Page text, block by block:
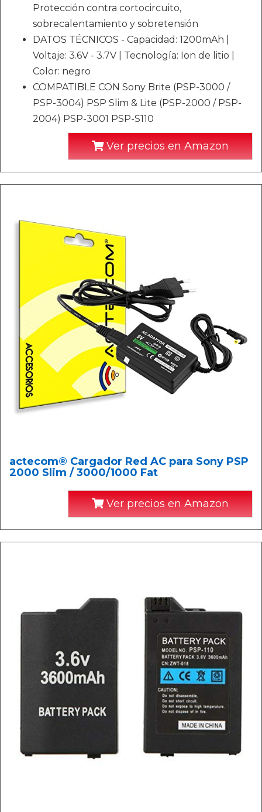
Protección contra cortocircuito,
sobrecalentamiento y sobretensión
DATOS TÉCNICOS - Capacidad: 1200mAh |
Voltaje: 3.6V - 3.7V | Tecnología: Ion de litio |
Color: negro
COMPATIBLE CON Sony Brite (PSP-3000 /
PSP-3004) PSP Slim & Lite (PSP-2000 / PSP-
2004) PSP-3001 PSP-S110
Ver precios en Amazon
actecom® Cargador Red AC para Sony PSP
2000 Slim / 3000/1000 Fat
Ver precios en Amazon